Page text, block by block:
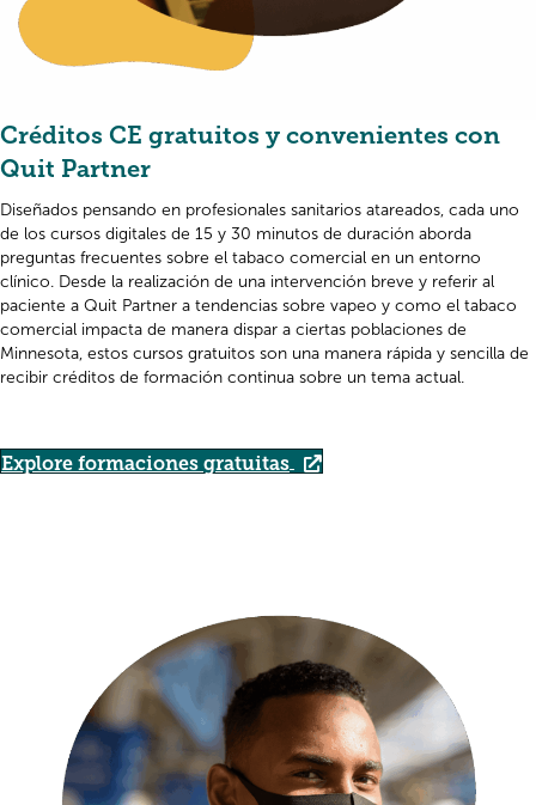
Créditos CE gratuitos y convenientes con
Quit Partner
Diseñados pensando en profesionales sanitarios atareados, cada uno
de los cursos digitales de 15 y 30 minutos de duración aborda
preguntas frecuentes sobre el tabaco comercial en un entorno
clínico. Desde la realización de una intervención breve y referir al
paciente a Quit Partner a tendencias sobre vapeo y como el tabaco
comercial impacta de manera dispar a ciertas poblaciones de
Minnesota, estos cursos gratuitos son una manera rápida y sencilla de
recibir créditos de formación continua sobre un tema actual.
Explore formaciones gratuitas